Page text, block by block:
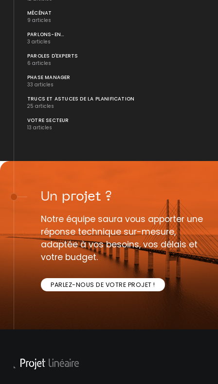
MÉCÉNAT
9 articles
PARLONS-EN...
3 articles
PAROLES D'EXPERTS
6 articles
PHASE MANAGER
33 articles
TRUCS ET ASTUCES DE LA PLANIFICATION
25 articles
VOTRE SECTEUR
13 articles
Un projet ?
Notre équipe saura vous apporter une
réponse technique sur-mesure,
adaptée à vos besoins, vos délais et
votre budget.
PARLEZ-NOUS DE VOTRE PROJET !